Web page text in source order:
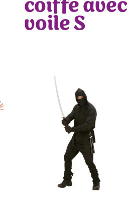
coiffe avec
voile S